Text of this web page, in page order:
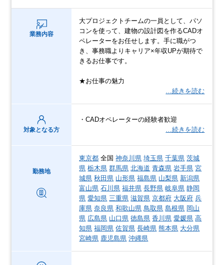
業務内容
大プロジェクトチームの一員として、パソ
コンを使って、建物の設計図を作るCADオ
ペレーターをお任せします。手に職がつ
き、事務職よりキャリア×年収UPが期待で
きるお仕事です。
★お仕事の魅力
…続きを読む
対象となる方
・CADオペレーターの経験者歓迎
…続きを読む
勤務地
東京都 全国神奈川県 埼玉県 千葉県 茨城
県 栃木県 群馬県 北海道 青森県 岩手県 宮
城県 秋田県 山形県 福島県 山梨県 新潟県
富山県 石川県 福井県 長野県 岐阜県 静岡
県 愛知県 三重県 滋賀県 京都府 大阪府 兵
庫県 奈良県 和歌山県 鳥取県 島根県 岡山
県 広島県 山口県 徳島県 香川県 愛媛県 高
知県 福岡県 佐賀県 長崎県 熊本県 大分県
宮崎県 鹿児島県 沖縄県